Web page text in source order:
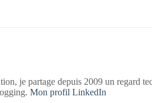
je partage depuis 2009 un regard
Mon profil LinkedIn